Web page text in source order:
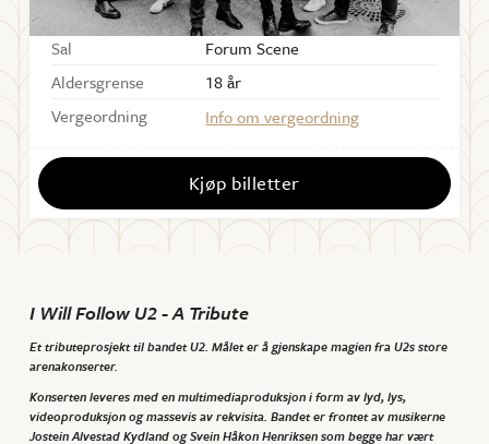
Varighet
ca. 100 min
Sal
Forum Scene
Aldersgrense
18 år
Vergeordning
Info om vergeordning
Kjøp billetter
I Will Follow U2 - A Tribute
Et tributeprosjekt til bandet U2. Målet er å gjenskape magien fra U2s store
arenakonserter.
Konserten leveres med en multimediaproduksjon i form av lyd, lys,
videoproduksjon og massevis av rekvisita. Bandet er frontet av musikerne
Jostein Alvestad Kydland og Svein Håkon Henriksen som begge har vært